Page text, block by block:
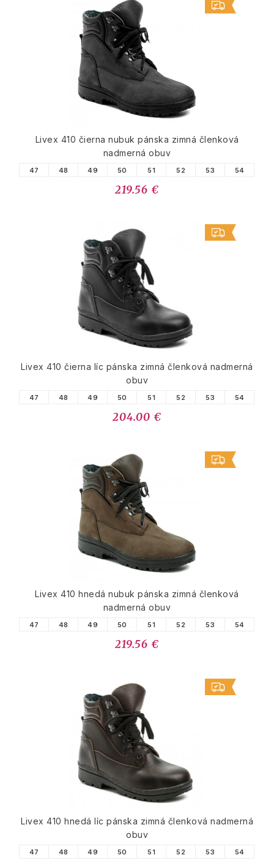
Livex 410 čierna nubuk pánska zimná členková
nadmerná obuv
47 48 49 50 51 52 53 54
219.56 €
Livex 410 čierna líc pánska zimná členková nadmerná
obuv
47 48 49 50 51 52 53 54
204.00 €
Livex 410 hnedá nubuk pánska zimná členková
nadmerná obuv
47 48 49 50 51 52 53 54
219.56 €
Livex 410 hnedá líc pánska zimná členková nadmerná
obuv
47 48 49 50 51 52 53 54